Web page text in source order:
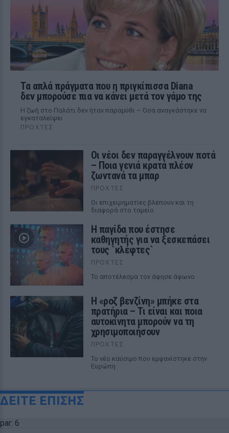
Τα απλά πράγματα που η πριγκίπισσα Diana
δεν μπορούσε πια να κάνει μετά τον γάμο της
Η ζωή στο Παλάτι δεν ήταν παραμύθι – Όσα αναγκάστηκε να
εγκαταλείψει
ΠΡΟΧΤΈΣ
Οι νέοι δεν παραγγέλνουν ποτά
– Ποια γενιά κρατά πλέον
ζωντανά τα μπαρ
ΠΡΟΧΤΈΣ
Οι επιχειρηματίες βλέπουν και τη
διαφορά στο ταμείο
Η παγίδα που έστησε
καθηγητής για να ξεσκεπάσει
τους `κλέφτες`
ΠΡΟΧΤΈΣ
Το αποτέλεσμα τον άφησε άφωνο
Η «ροζ βενζίνη» μπήκε στα
πρατήρια – Τι είναι και ποια
αυτοκίνητα μπορούν να τη
χρησιμοποιήσουν
ΠΡΟΧΤΈΣ
Το νέο καύσιμο που εμφανίστηκε στην
Ευρώπη
ΔΕΙΤΕ ΕΠΙΣΗΣ
par: 6